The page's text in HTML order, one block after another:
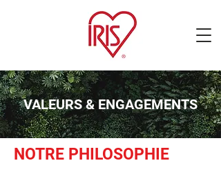
VALEURS & ENGAGEMENTS
NOTRE PHILOSOPHIE